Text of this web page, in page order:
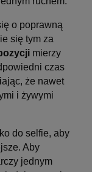
o poprawną
się tym za
mierzy
czas
że nawet
i żywymi
do selfie, aby
Aby
jednym